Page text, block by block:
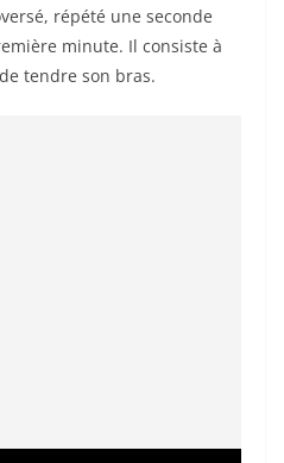
répété une seconde
minute. Il consiste à
tendre son bras.